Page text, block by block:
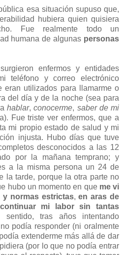
esa situación supuso que,
hubiera quien quisiera
Fue realmente todo un
humana de algunas personas
enfermos y entidades
teléfono y correo electrónico
eran utilizados para llamarme o
del día y de la noche (sea para
hablar,conocerme, saber de mi
Fue triste ver enfermos, que a
mi propio estado de salud y mi
injusta. Hubo días que tuve
desconocidos a las 12
por la mañana temprano; y
a la misma persona un 24 de
la tarde, porque la otra parte no
hubo un momento en que me vi
normas estrictas, en aras de
mi labor sin tantas
tras años intentando
podía responder (ni oralmente
extenderme más allá de dar
(por lo que no podía entrar